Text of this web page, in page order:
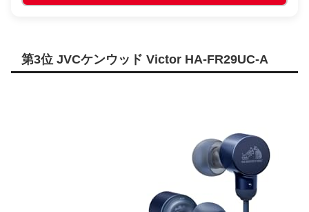
第3位 JVCケンウッド Victor HA-FR29UC-A